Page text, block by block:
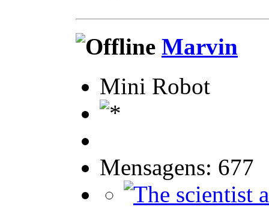
Marvin
Mini Robot
Mensagens: 677